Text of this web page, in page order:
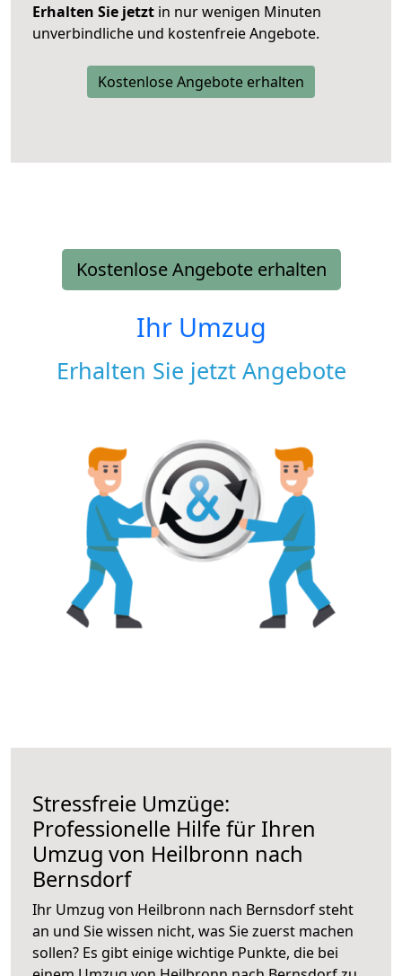
Erhalten Sie jetzt in nur wenigen Minuten
unverbindliche und kostenfreie Angebote.
Kostenlose Angebote erhalten
Kostenlose Angebote erhalten
Ihr Umzug
Erhalten Sie jetzt Angebote
Stressfreie Umzüge:
Professionelle Hilfe für Ihren
Umzug von Heilbronn nach
Bernsdorf
Ihr Umzug von Heilbronn nach Bernsdorf steht
an und Sie wissen nicht, was Sie zuerst machen
sollen? Es gibt einige wichtige Punkte, die bei